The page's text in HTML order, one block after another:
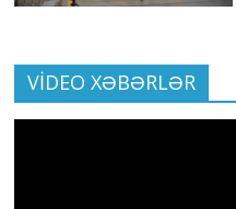
VİDEO XƏBƏRLƏR